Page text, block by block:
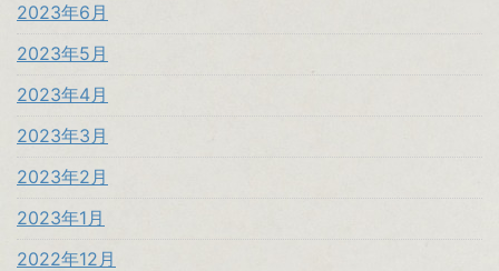
2023年6月
2023年5月
2023年4月
2023年3月
2023年2月
2023年1月
2022年12月